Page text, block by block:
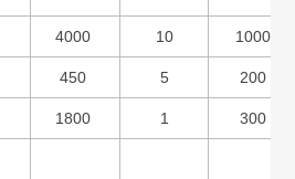
4000 10 1000
450 5 200
1800 1 300